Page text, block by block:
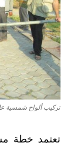
تركيب ألواح شمسية
تعتمد خطة